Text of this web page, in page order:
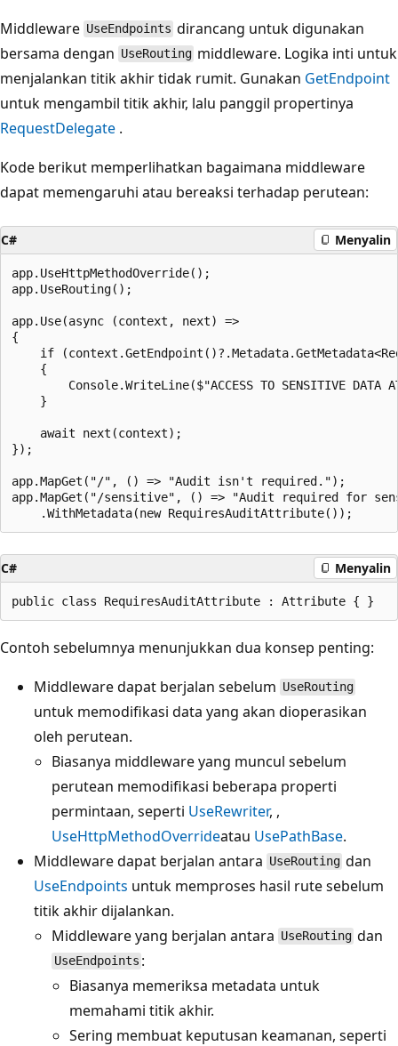
Middleware UseEndpoints dirancang untuk digunakan
bersama dengan UseRouting middleware. Logika inti untuk
menjalankan titik akhir tidak rumit. Gunakan GetEndpoint
untuk mengambil titik akhir, lalu panggil propertinya
RequestDelegate .
Kode berikut memperlihatkan bagaimana middleware
dapat memengaruhi atau bereaksi terhadap perutean:
C# Menyalin
app.UseHttpMethodOverride();
app.UseRouting();
app.Use(async (context, next) =>
{
if
    {
Console.WriteLine($"ACCESS TO SENSITIVE DATA
    }
    await next(context);
});
app.MapGet("/", () => "Audit isn't required.");
app.MapGet("/sensitive", () => "Audit required for
C# Menyalin
Contoh sebelumnya menunjukkan dua konsep penting:
Middleware dapat berjalan sebelum UseRouting
untuk memodifikasi data yang akan dioperasikan
oleh perutean.
Biasanya middleware yang muncul sebelum
perutean memodifikasi beberapa properti
permintaan, seperti UseRewriter, ,
UseHttpMethodOverrideatau UsePathBase.
Middleware dapat berjalan antara UseRouting dan
UseEndpoints untuk memproses hasil rute sebelum
titik akhir dijalankan.
Middleware yang berjalan antara UseRouting dan
UseEndpoints :
Biasanya memeriksa metadata untuk
memahami titik akhir.
Sering membuat keputusan keamanan, seperti